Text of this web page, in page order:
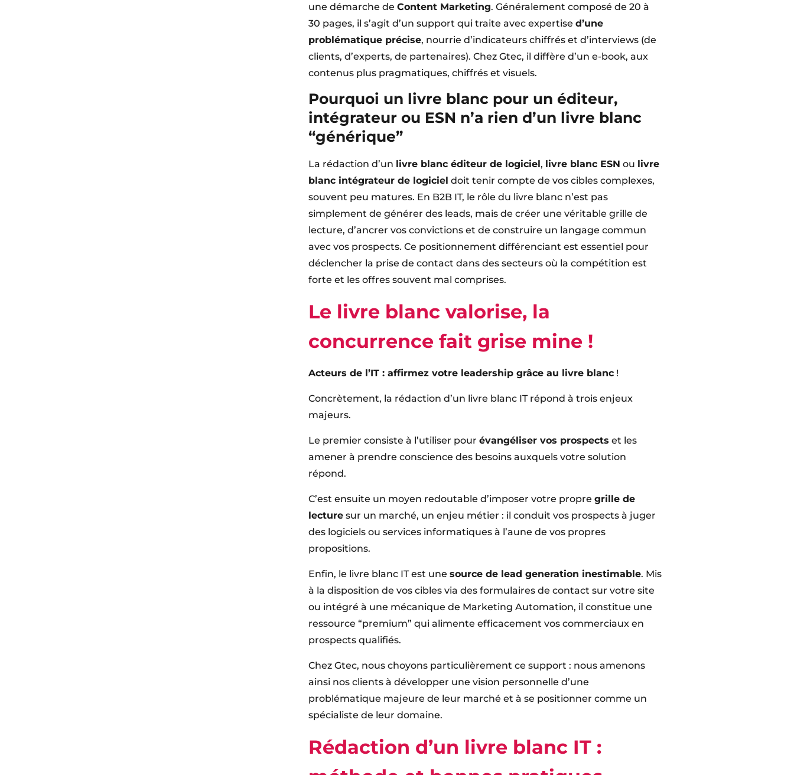
une démarche de Content Marketing. Généralement composé de 20 à
30 pages, il s’agit d’un support qui traite avec expertise d’une
problématique précise, nourrie d’indicateurs chiffrés et d’interviews (de
clients, d’experts, de partenaires). Chez Gtec, il diffère d’un e-book, aux
contenus plus pragmatiques, chiffrés et visuels.
Pourquoi un livre blanc pour un éditeur,
intégrateur ou ESN n’a rien d’un livre blanc
“générique”
La rédaction d’un livre blanc éditeur de logiciel, livre blanc ESN ou livre
blanc intégrateur de logiciel doit tenir compte de vos cibles complexes,
souvent peu matures. En B2B IT, le rôle du livre blanc n’est pas
simplement de générer des leads, mais de créer une véritable grille de
lecture, d’ancrer vos convictions et de construire un langage commun
avec vos prospects. Ce positionnement différenciant est essentiel pour
déclencher la prise de contact dans des secteurs où la compétition est
forte et les offres souvent mal comprises.
Le livre blanc valorise, la
concurrence fait grise mine !
Acteurs de l’IT : affirmez votre leadership grâce au livre blanc !
Concrètement, la rédaction d’un livre blanc IT répond à trois enjeux
majeurs.
Le premier consiste à l’utiliser pour évangéliser vos prospects et les
amener à prendre conscience des besoins auxquels votre solution
répond.
C’est ensuite un moyen redoutable d’imposer votre propre grille de
lecture sur un marché, un enjeu métier : il conduit vos prospects à juger
des logiciels ou services informatiques à l’aune de vos propres
propositions.
Enfin, le livre blanc IT est une source de lead generation inestimable. Mis
à la disposition de vos cibles via des formulaires de contact sur votre site
ou intégré à une mécanique de Marketing Automation, il constitue une
ressource “premium” qui alimente efficacement vos commerciaux en
prospects qualifiés.
Chez Gtec, nous choyons particulièrement ce support : nous amenons
ainsi nos clients à développer une vision personnelle d’une
problématique majeure de leur marché et à se positionner comme un
spécialiste de leur domaine.
Rédaction d’un livre blanc IT :